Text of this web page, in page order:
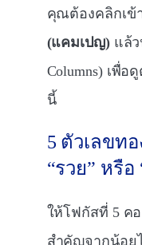
คุณต้องคลิกเข้
(แคมเปญ)แล้ว
Columns) เพื่อ
นี้
5 ตัวเลขท
“รวย” หรือ
ให้โฟกัสที่ 5 ค
สำคัญจากน้อย